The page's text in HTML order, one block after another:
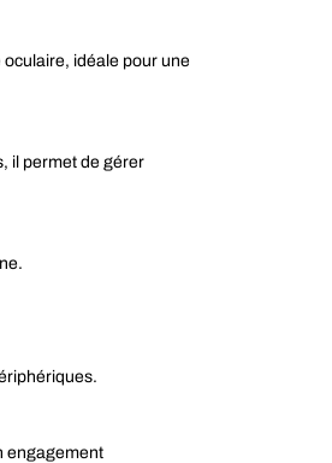
idéale pour une
il permet de gérer
engagement